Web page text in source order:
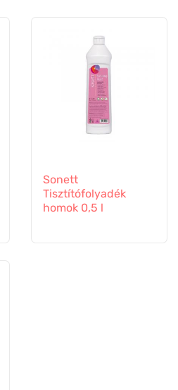
Sonett
Tisztítófolyadék
homok 0,5 l